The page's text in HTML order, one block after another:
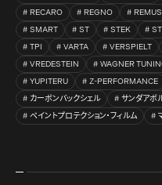
RECARO REGNO REMUS
SMART
ST STEK
TPI
VARTA VERSPIELT
VREDESTEIN
WAGNER
YUPITERU
Z-PERFORMANCE
カーボンバックシェル
サンダアボ
ペイントプロテクション・フィルム